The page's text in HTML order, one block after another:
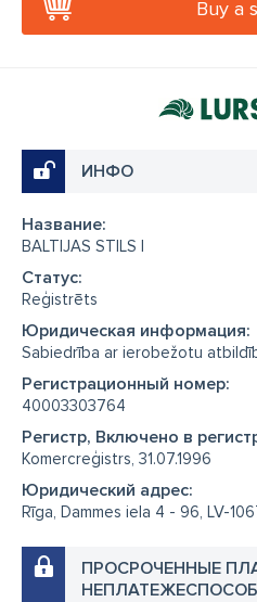
Buy a
ИНФО
Название:
BALTIJAS STILS I
Cтатус:
Reģistrēts
Юридическая информация:
Sabiedrība ar ierobežotu
Регистрационный номер:
40003303764
Регистр, Включено в
Komercreģistrs, 31.07.1996
Юридический адрес:
Rīga, Dammes iela 4 - 96, LV-
ПРОСРОЧЕННЫЕ